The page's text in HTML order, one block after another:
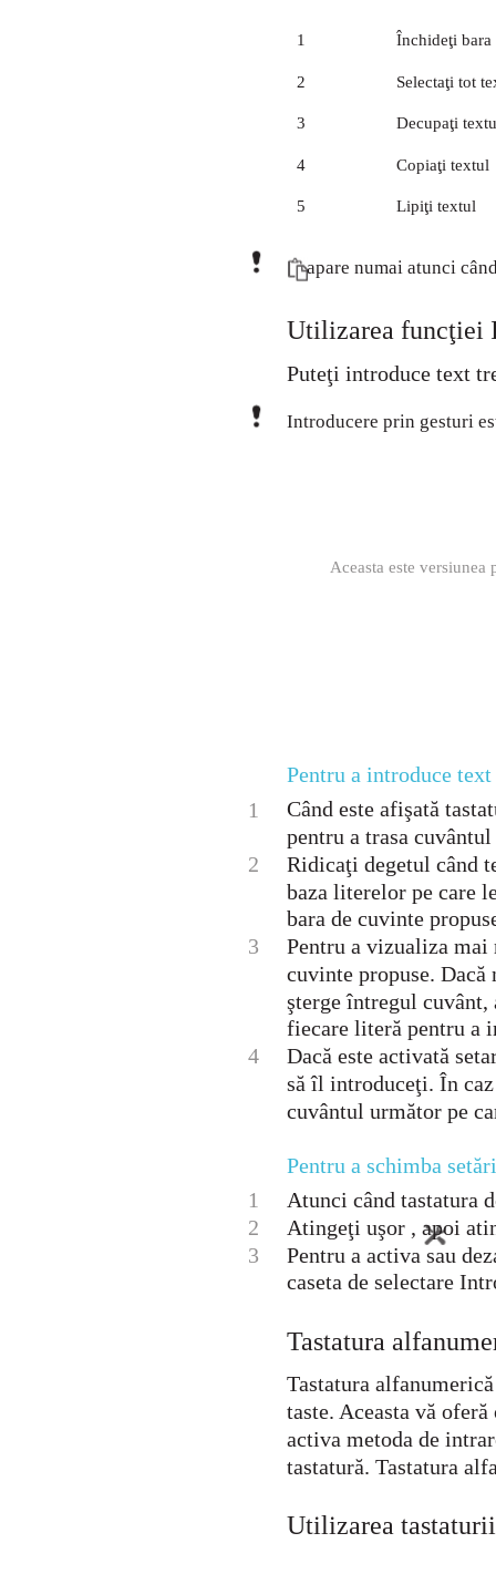
1 Închideţi
2 Selectaţi tot
3 Decupaţi
4 Copiaţi textul
5 Lipiţi textul
apare numai atunci
Utilizarea funcţiei
Puteţi introduce text
Introducere prin gesturi
Aceasta este
Pentru a introduce
1
Când este afişată
pentru a trasa
2
Ridicaţi degetul când
baza literelor pe care
bara de cuvinte
3
Pentru a vizualiza mai
cuvinte propuse.
şterge întregul
fiecare literă pentru a
4
Dacă este activată
să îl introduceţi. În
cuvântul următor pe
Pentru a schimba
1
Atunci când tastatura
2
Atingeţi uşor , apoi
3
Pentru a activa sau
caseta de selectare
Tastatura
Tastatura
taste. Aceasta vă
activa metoda de
tastatură. Tastatura
Utilizarea